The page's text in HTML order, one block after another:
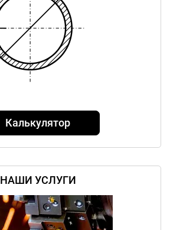
Калькулятор
НАШИ УСЛУГИ